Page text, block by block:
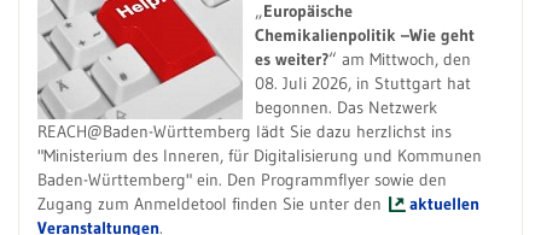
„Europäische
Chemikalienpolitik –Wie geht
es weiter?“ am Mittwoch, den
08. Juli 2026, in Stuttgart hat
begonnen. Das Netzwerk
REACH@Baden-Württemberg lädt Sie dazu herzlichst ins
"Ministerium des Inneren, für Digitalisierung und Kommunen
Baden-Württemberg" ein. Den Programmflyer sowie den
Zugang zum Anmeldetool finden Sie unter den
aktuellen
Veranstaltungen.